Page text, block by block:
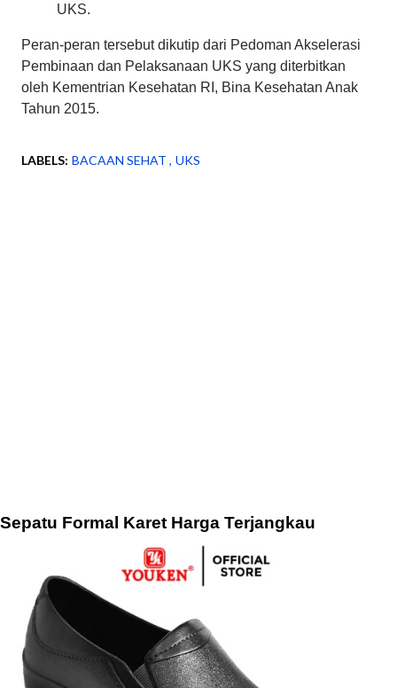
UKS.
Peran-peran tersebut dikutip dari Pedoman Akselerasi
Pembinaan dan Pelaksanaan UKS yang diterbitkan
oleh Kementrian Kesehatan RI, Bina Kesehatan Anak
Tahun 2015.
LABELS: BACAAN SEHAT UKS
Sepatu Formal Karet Harga Terjangkau